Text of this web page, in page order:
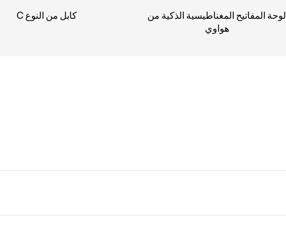
لوحة المفاتيح المغناطيسية الذكية من
هواوي
كابل من النوع C